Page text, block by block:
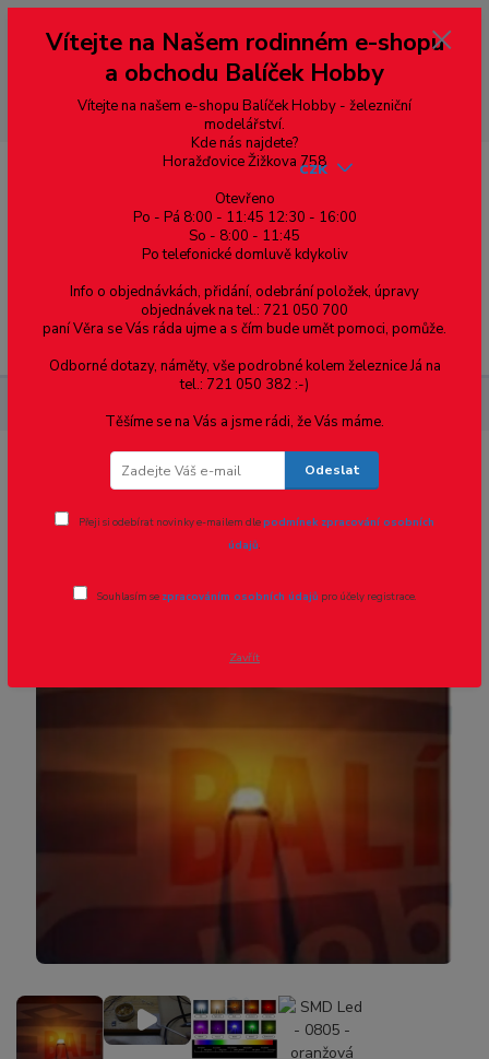
--- pro zákazníky ze Slovenska a jiných zemí, pokud chcete platit v eurech
přepněte si e-shop na euro 💶 pro přepočet měny - pravý horní roh ---
dobírky – pokud si z nějakého důvodu zásilku nevyzvednete, bude po
domluvě zaslána znovu s opětovnou platbou za poštovné, v opačném
případě bude zrušena a účet přidán na blacklist a rušeny následující
objednávky.
Menu
CZK
SMD Led - 0805 - oranžová
Novinka Akce TOP produkt
Vítejte na Našem rodinném e-shopu
a obchodu Balíček Hobby
Vítejte na našem e-shopu Balíček Hobby - železniční
modelářství.
Kde nás najdete?
Horažďovice Žižkova 758
Otevřeno
Po - Pá 8:00 - 11:45 12:30 - 16:00
So - 8:00 - 11:45
Po telefonické domluvě kdykoliv
Info o objednávkách, přidání, odebrání položek, úpravy
objednávek na tel.: 721 050 700
paní Věra se Vás ráda ujme a s čím bude umět pomoci, pomůže.
Odborné dotazy, náměty, vše podrobné kolem železnice Já na
tel.: 721 050 382 :-)
Těšíme se na Vás a jsme rádi, že Vás máme.
Odeslat
Přeji si odebírat novinky e-mailem dlepodmínek zpracování osobních
údajů.
Souhlasím se zpracováním osobních údajů pro účely registrace.
Zavřít